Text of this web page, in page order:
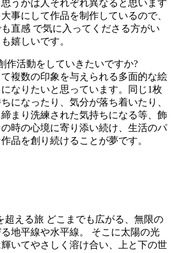
うかは人それぞれ異なると思います
事にして作品を制作しているので、
直感 で気に入ってくださる方がい
嬉しいです。
作活動をしていきたいですか?
複数の印象を与えられる多面的な絵
なりたいと思っています。同じ1枚
になったり、気分が落ち着いたり、
まり洗練された気持ちになる等、飾
時の心境に寄り添い続け、生活のパ
品を創り続けることが夢です。
超える旅 どこまでも広がる、無限の
地平線や水平線。 そこに太陽の光
いてやさしく溶け合い、上と下の世